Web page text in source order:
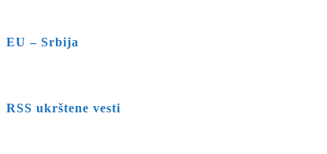
EU – Srbija
RSS ukrštene vesti